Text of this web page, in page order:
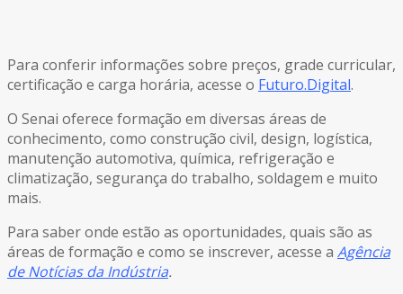
Para conferir informações sobre preços, grade curricular,
certificação e carga horária, acesse o Futuro.Digital.
O Senai oferece formação em diversas áreas de
conhecimento, como construção civil, design, logística,
manutenção automotiva, química, refrigeração e
climatização, segurança do trabalho, soldagem e muito
mais.
Para saber onde estão as oportunidades, quais são as
áreas de formação e como se inscrever, acesse a Agência
de Notícias da Indústria.